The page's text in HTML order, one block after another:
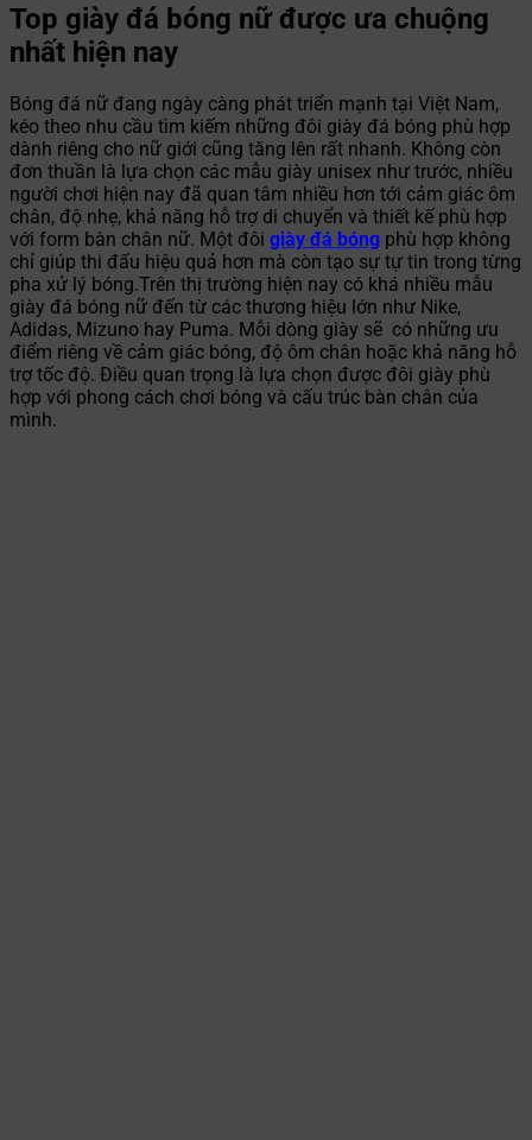
Top giày đá bóng nữ được ưa chuộng
nhất hiện nay
Bóng đá nữ đang ngày càng phát triển mạnh tại Việt Nam,
kéo theo nhu cầu tìm kiếm những đôi giày đá bóng phù hợp
dành riêng cho nữ giới cũng tăng lên rất nhanh. Không còn
đơn thuần là lựa chọn các mẫu giày unisex như trước, nhiều
người chơi hiện nay đã quan tâm nhiều hơn tới cảm giác ôm
chân, độ nhẹ, khả năng hỗ trợ di chuyển và thiết kế phù hợp
với form bàn chân nữ. Một đôi giày đá bóng phù hợp không
chỉ giúp thi đấu hiệu quả hơn mà còn tạo sự tự tin trong từng
pha xử lý bóng.Trên thị trường hiện nay có khá nhiều mẫu
giày đá bóng nữ đến từ các thương hiệu lớn như Nike,
Adidas, Mizuno hay Puma. Mỗi dòng giày sẽ có những ưu
điểm riêng về cảm giác bóng, độ ôm chân hoặc khả năng hỗ
trợ tốc độ. Điều quan trọng là lựa chọn được đôi giày phù
hợp với phong cách chơi bóng và cấu trúc bàn chân của
mình.